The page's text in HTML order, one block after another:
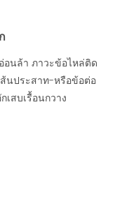
อนล้า ภาวะข้อไหล่ติด
ส้นประสาท-หรือข้อต่อ
สบเรื้อนกวาง